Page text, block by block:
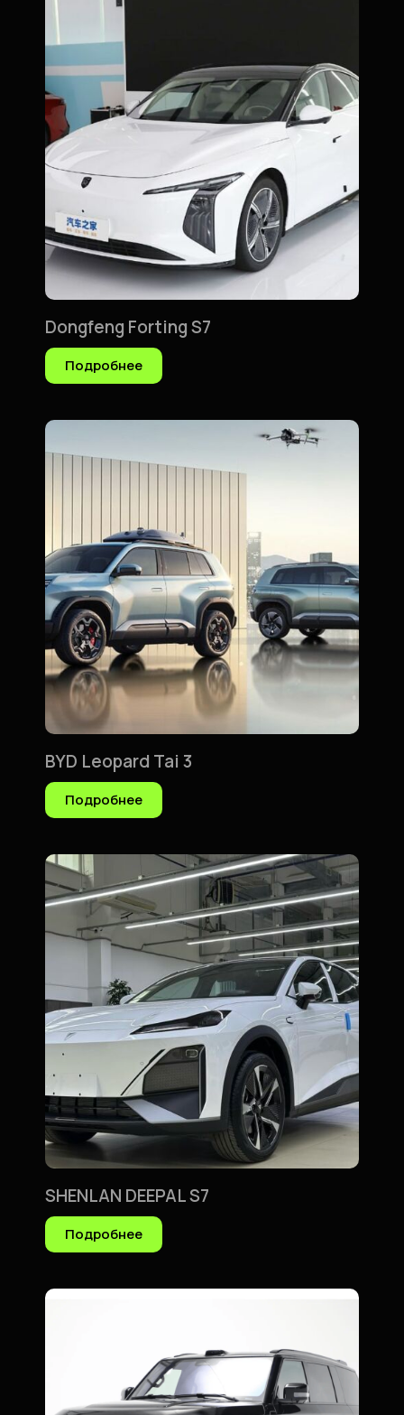
Dongfeng Forting S7
Подробнее
BYD Leopard Tai 3
Подробнее
SHENLAN DEEPAL S7
Подробнее